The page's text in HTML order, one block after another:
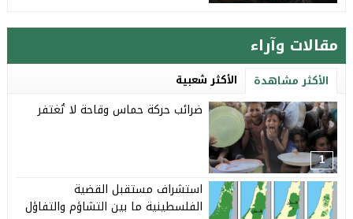
مقالات وآراء
الأكثر مشاهدة الأكثر شعبية
1
ضرائب حركة حماس وقاحة لا تُغتفر
استشراف مستقبل القضية
الفلسطينية ما بين التشاؤم والتفاؤل